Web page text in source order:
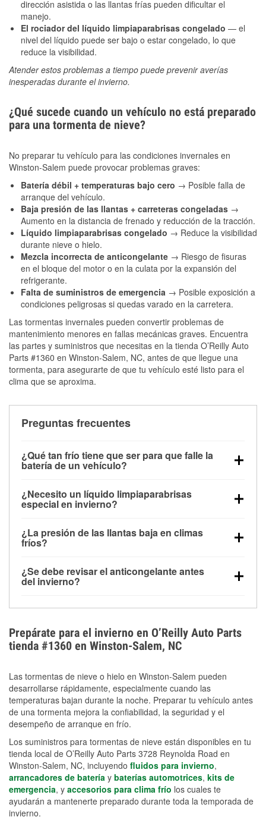
dirección asistida o las llantas frías pueden dificultar el
manejo.
El rociador del líquido limpiaparabrisas congelado — el
nivel del líquido puede ser bajo o estar congelado, lo que
reduce la visibilidad.
Atender estos problemas a tiempo puede prevenir averías
inesperadas durante el invierno.
¿Qué sucede cuando un vehículo no está preparado
para una tormenta de nieve?
No preparar tu vehículo para las condiciones invernales en
Winston-Salem puede provocar problemas graves:
Batería débil + temperaturas bajo cero → Posible falla de
arranque del vehículo.
Baja presión de las llantas + carreteras congeladas →
Aumento en la distancia de frenado y reducción de la tracción.
Líquido limpiaparabrisas congelado → Reduce la visibilidad
durante nieve o hielo.
Mezcla incorrecta de anticongelante → Riesgo de fisuras
en el bloque del motor o en la culata por la expansión del
refrigerante.
Falta de suministros de emergencia → Posible exposición a
condiciones peligrosas si quedas varado en la carretera.
Las tormentas invernales pueden convertir problemas de
mantenimiento menores en fallas mecánicas graves. Encuentra
las partes y suministros que necesitas en la tienda O’Reilly Auto
Parts #1360 en Winston-Salem, NC, antes de que llegue una
tormenta, para asegurarte de que tu vehículo esté listo para el
clima que se aproxima.
Preguntas frecuentes
¿Qué tan frío tiene que ser para que falle la
batería de un vehículo?
debajo de los 32 °F y puede perder hasta la mitad de
su potencia de arranque cerca de los 0 °F, lo que
arranque.
¿Necesito un líquido limpiaparabrisas
especial en invierno?
la congelación y ayuda a disolver la sal y la nieve
derretida en la carretera para mejorar la visibilidad.
¿La presión de las llantas baja en climas
fríos?
alrededor de 1 PSI por cada 10 °F que baja la
temperatura. Puedes obtener más información sobre
¿Se debe revisar el anticongelante antes
del invierno?
el sobrecalentamiento en condiciones de frío
extremo. Aprende cómo comprobar la protección
anticongelante en nuestra sección How-To.
Prepárate para el invierno en O’Reilly Auto Parts
tienda #1360 en Winston-Salem, NC
Las tormentas de nieve o hielo en Winston-Salem pueden
desarrollarse rápidamente, especialmente cuando las
temperaturas bajan durante la noche. Preparar tu vehículo antes
de una tormenta mejora la confiabilidad, la seguridad y el
desempeño de arranque en frío.
Los suministros para tormentas de nieve están disponibles en tu
tienda local de O’Reilly Auto Parts 3728 Reynolda Road en
Winston-Salem, NC, incluyendo fluidos para invierno,
arrancadores de batería y baterías automotrices, kits de
emergencia, y accesorios para clima frío los cuales te
ayudarán a mantenerte preparado durante toda la temporada de
invierno.